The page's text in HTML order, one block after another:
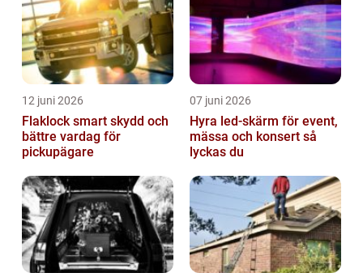
12 juni 2026
Flaklock smart skydd och
bättre vardag för
pickupägare
07 juni 2026
Hyra led-skärm för event,
mässa och konsert så
lyckas du